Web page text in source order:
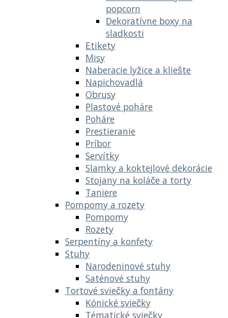
popcorn
Dekoratívne boxy na
sladkosti
Etikety
Misy
Naberacie lyžice a kliešte
Napichovadlá
Obrusy
Plastové poháre
Poháre
Prestieranie
Príbor
Servítky
Slamky a koktejlové dekorácie
Stojany na koláče a torty
Taniere
Pompomy a rozety
Pompomy
Rozety
Serpentíny a konfety
Stuhy
Narodeninové stuhy
Saténové stuhy
Tortové sviečky a fontány
Kónické sviečky
Tématické sviečky